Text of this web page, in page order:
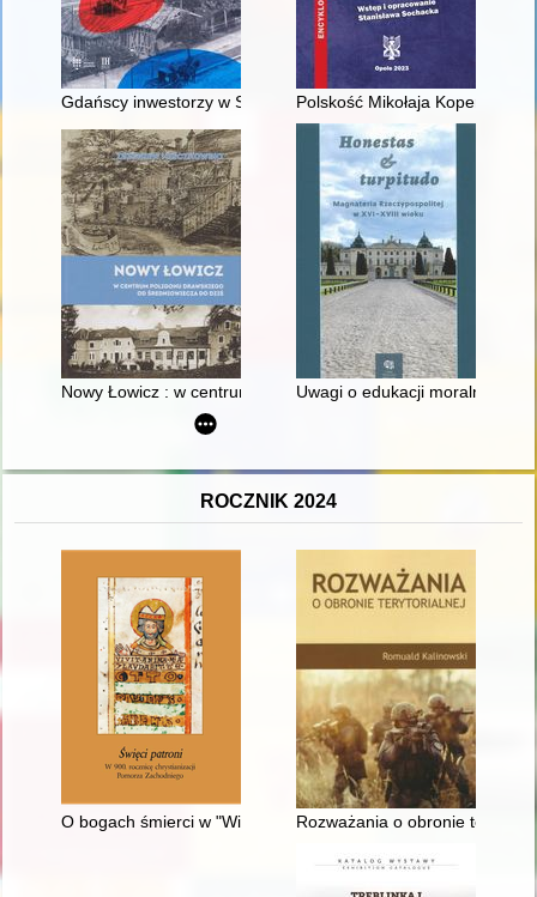
Gdańscy inwestorzy w Sopocie : prestiż finansowy i
Polskość Mikołaja Kopernika z
Nowy Łowicz : w centrum poligonu drawskiego od
Uwagi o edukacji moralnej
ROCZNIK 2024
O bogach śmierci w "Wierze słowiańskiej..." Bronisława
Rozważania o obronie